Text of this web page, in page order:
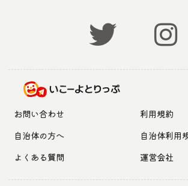
お問い合わせ
利用規約
自治体の方へ
自治体利用
よくある質問
運営会社